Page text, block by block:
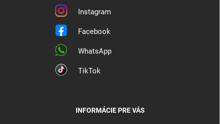
Instagram
Facebook
WhatsApp
TikTok
INFORMÁCIE PRE VÁS